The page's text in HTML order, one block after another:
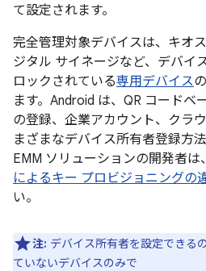
て設定されます。
完全管理対象デバイスは、キオ
ジタル サイネージなど、デバイ
ロックされている専用デバイス
ます。Android は、QR コードベ
の登録、企業アカウント、クラ
まざまなデバイス所有者登録方
EMM ソリューションの開発者は、
によるキー プロビジョニングの
い。
注: デバイス所有者を設定できる
ていないデバイスのみで